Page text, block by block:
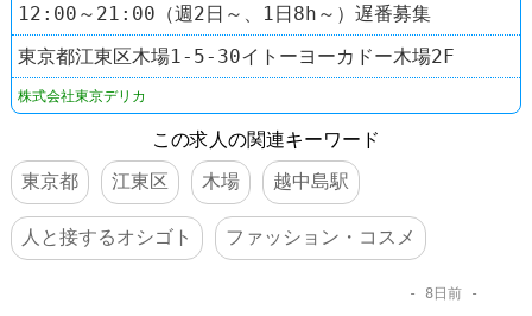
12:00～21:00（週2日～、1日8h～）遅番募集
東京都江東区木場1-5-30イトーヨーカドー木場2F
株式会社東京デリカ
この求人の関連キーワード
東京都
江東区 木場 越中島駅
人と接するオシゴト ファッション・コスメ
8日前